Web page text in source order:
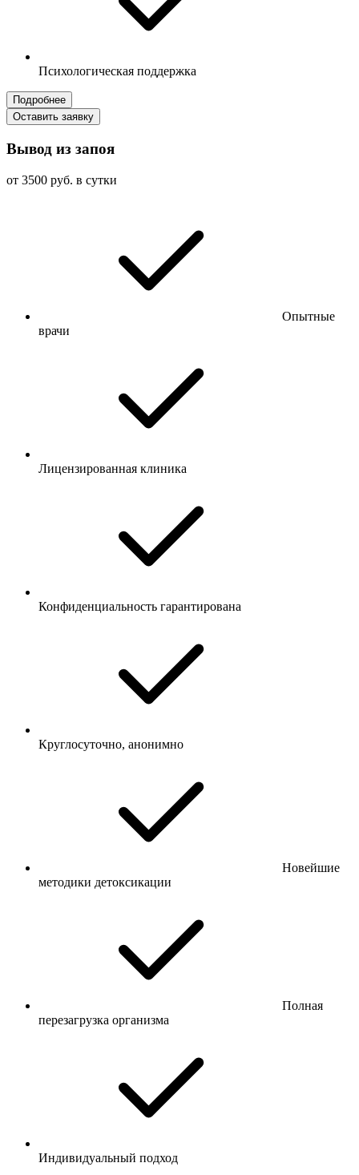
Психологическая поддержка
Подробнее
Оставить заявку
Вывод из запоя
от 3500 руб. в сутки
Опытные
врачи
Лицензированная клиника
Конфиденциальность гарантирована
Круглосуточно, анонимно
Новейшие
методики детоксикации
Полная
перезагрузка организма
Индивидуальный подход